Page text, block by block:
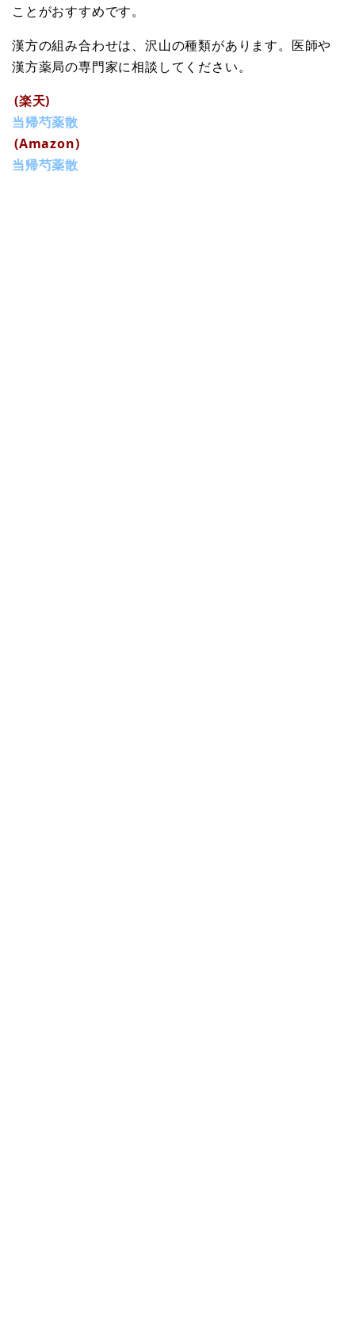
ことがおすすめです。
漢方の組み合わせは、沢山の種類があります。医師や
漢方薬局の専門家に相談してください。
(楽天)
当帰芍薬散
(Amazon)
当帰芍薬散